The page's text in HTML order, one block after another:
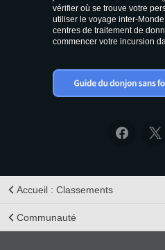
vérifier où se trouve votre
utiliser le voyage inter-
centres de traitement de
commencer votre incursion
Accueil : Classements
Communauté